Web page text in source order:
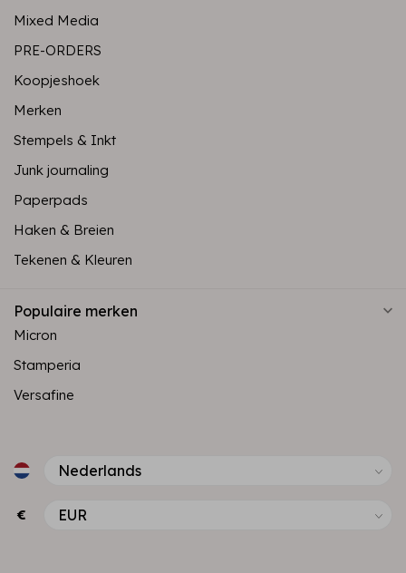
Mixed Media
PRE-ORDERS
Koopjeshoek
Merken
Stempels & Inkt
Junk journaling
Paperpads
Haken & Breien
Tekenen & Kleuren
Populaire merken
Micron
Stamperia
Versafine
€